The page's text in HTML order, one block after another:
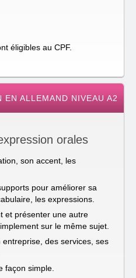
éligibles au CPF.
EN ALLEMAND NIVEAU A2
orales
son accent, les
pour améliorer sa
les expressions.
et présenter une autre
sur le même sujet.
des services, ses
façon simple.